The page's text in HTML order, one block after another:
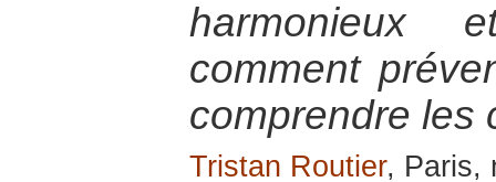
harmonieux
comment
comprendre les
Tristan Routier, Paris,